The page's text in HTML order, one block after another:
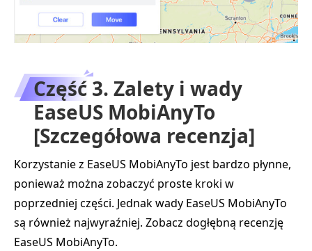
Część 3. Zalety i wady
EaseUS MobiAnyTo
[Szczegółowa recenzja]
Korzystanie z EaseUS MobiAnyTo jest bardzo płynne,
ponieważ można zobaczyć proste kroki w
poprzedniej części. Jednak wady EaseUS MobiAnyTo
są również najwyraźniej. Zobacz dogłębną recenzję
EaseUS MobiAnyTo.